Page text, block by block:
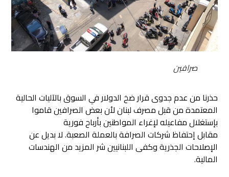
صرافين
حذرنا من عدم جدوى قرار ضخ الدولار في السوق بالآليات الحالية
المعتمدة من قبل مصرف لبنان لأن بعض الصرافين قاموا
بإستغلال مفاعيله لإغراء المواطنين بأرباح فورية
مقابل إحتفاظ شركات الصرافة بالعملة الصعبة. لا بديل عن
الإصلاحات الجذرية وكفى اللبنانيين شر المزيد من الهندسات
المالية.